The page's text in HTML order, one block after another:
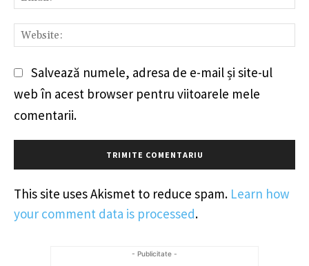
Salvează numele, adresa de e-mail și site-ul
web în acest browser pentru viitoarele mele
comentarii.
This site uses Akismet to reduce spam. Learn how
your comment data is processed.
- Publicitate -